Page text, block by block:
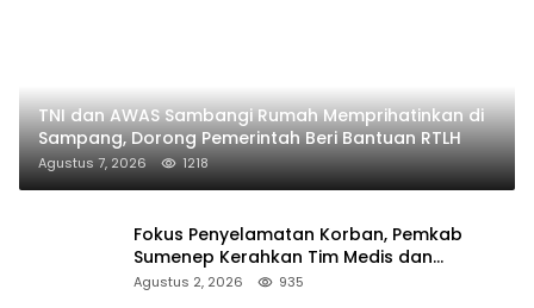
TNI dan AWAS Sambangi Rumah Memprihatinkan di
Sampang, Dorong Pemerintah Beri Bantuan RTLH
Agustus 7, 2026 1218
Fokus Penyelamatan Korban, Pemkab
Sumenep Kerahkan Tim Medis dan
Ambulans ke Pelabuhan Kalianget
Agustus 2, 2026 935